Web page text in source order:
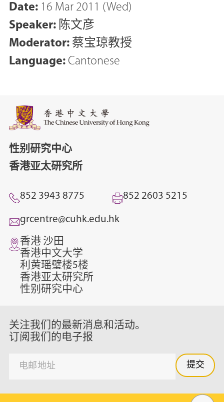
Date: 16 Mar 2011 (Wed)
Speaker: 陈文彦
Moderator: 蔡宝琼教授
Language: Cantonese
性别研究中心
香港亚太研究所
852 3943 8775 852 2603 5215
grcentre@cuhk.edu.hk
香港 沙田
香港中文大学
利黄瑶璧楼5楼
香港亚太研究所
性别研究中心
关注我们的最新消息和活动。
订阅我们的电子报